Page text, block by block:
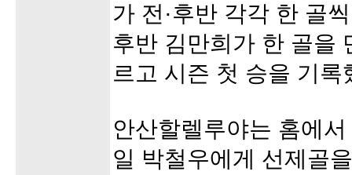
가 전·후반 각각 한 골
후반 김만희가 한 골을
르고 시즌 첫 승을 기록
안산할렐루야는 홈에
일 박철우에게 선제골